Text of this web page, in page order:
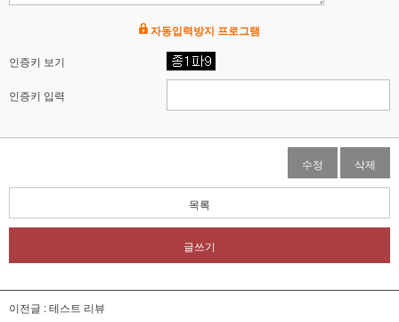
자동입력방지 프로그램
인증키 보기
인증키 입력
수정 삭제
목록
글쓰기
이전글 :테스트 리뷰